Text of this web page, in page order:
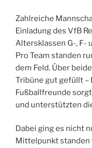
Zahlreiche
Einladung des VfB
Altersklassen G-, F-
Pro Team standen
dem Feld. Über
Tribüne gut gefüllt –
Fußballfreunde
und unterstützten
Dabei ging es nicht
Mittelpunkt standen